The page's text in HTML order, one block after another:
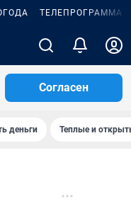
ТЕЛЕПРОГРАММА
Согласен
деньги Теплые и